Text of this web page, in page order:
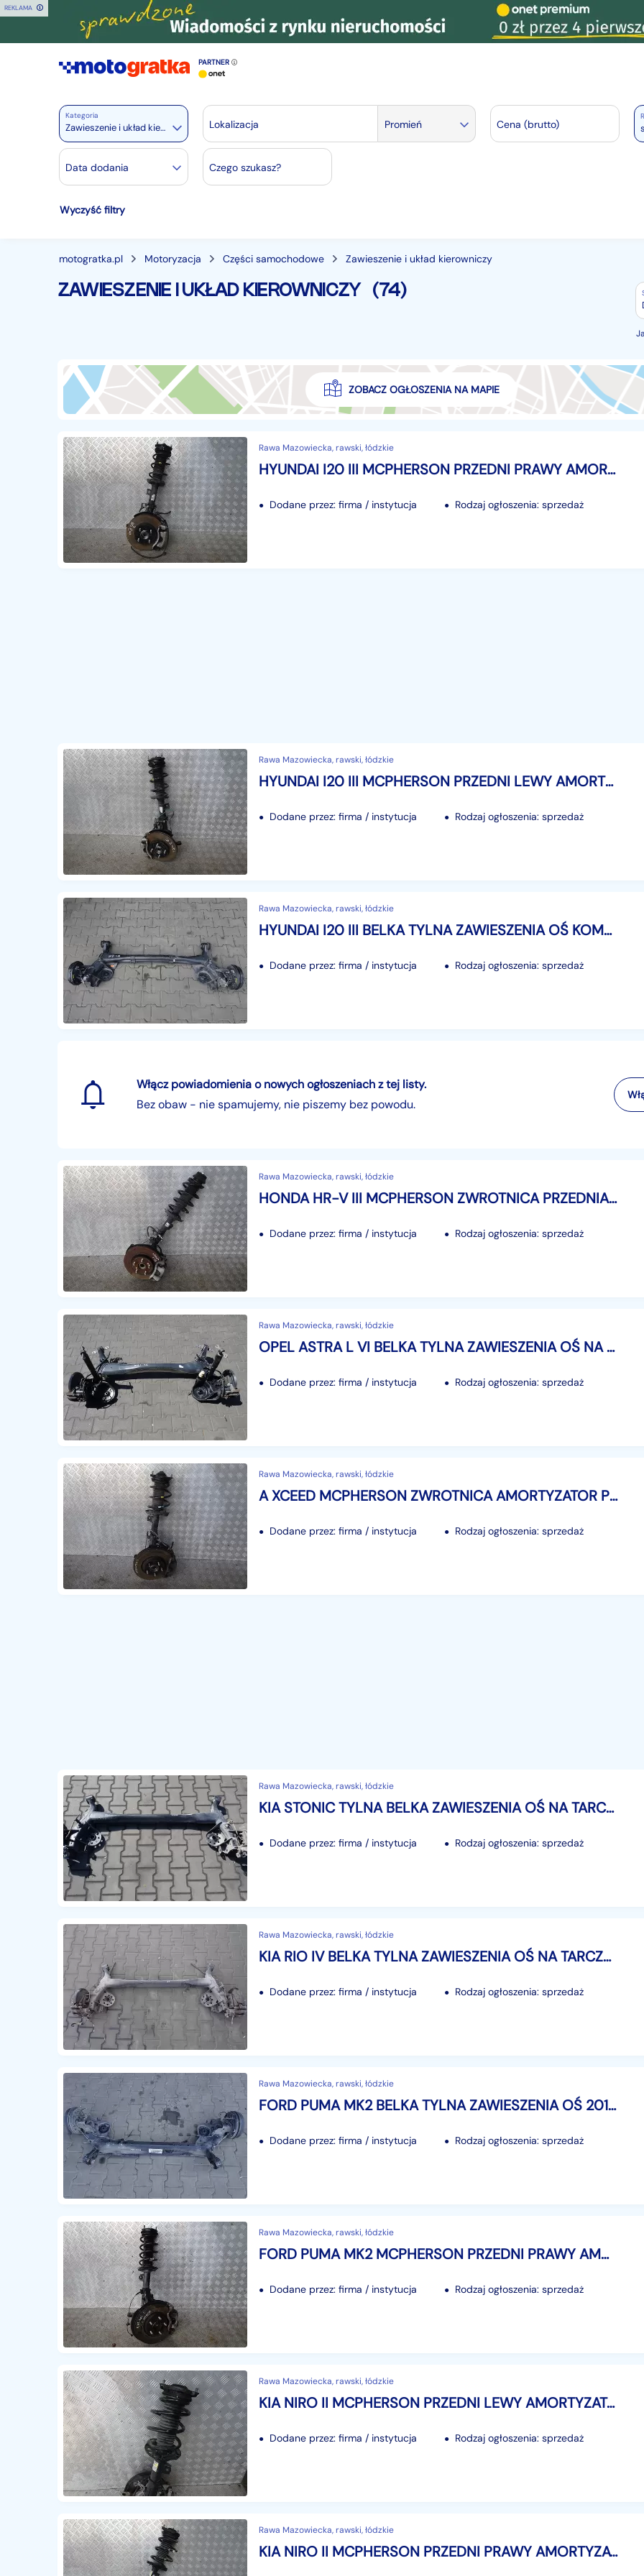
REKLAMA
PARTNER
Kategoria
Zawieszenie i układ kierowniczy
Motoryzacja
Osobowe
Dostawcze 3542
Autobusy
Części samochodowe 14655
Części motocyklowe 1
Pojazdy specjalistyczne
Pozostałe 1065
Lokalizacja Promień Cena (brutto)
Data dodania Czego szukasz?
Wyczyść filtry
motogratka.pl Motoryzacja Części samochodowe Zawieszenie i układ kierowniczy
ZAWIESZENIE I UKŁAD KIEROWNICZY (74)
ZOBACZ OGŁOSZENIA NA MAPIE
Rawa Mazowiecka, rawski, łódzkie
HYUNDAI I20 III MCPHERSON PRZEDNI PRAWY AMORTYZATOR ZWROTNICA 1.0 1.2 BENZ.
Dodane przez: firma / instytucja Rodzaj ogłoszenia: sprzedaż
Rawa Mazowiecka, rawski, łódzkie
HYUNDAI I20 III MCPHERSON PRZEDNI LEWY AMORTYZATOR ZWROTNICA 1.0 1.2 BENZ.
Dodane przez: firma / instytucja Rodzaj ogłoszenia: sprzedaż
Rawa Mazowiecka, rawski, łódzkie
HYUNDAI I20 III BELKA TYLNA ZAWIESZENIA OŚ KOMPLETNA LIFT LIFTING 2024R
Dodane przez: firma / instytucja Rodzaj ogłoszenia: sprzedaż
Włącz powiadomienia o nowych ogłoszeniach z tej listy.
Bez obaw - nie spamujemy, nie piszemy bez powodu.
Rawa Mazowiecka, rawski, łódzkie
HONDA HR-V III MCPHERSON ZWROTNICA PRZEDNIA PRAWA AMORTYZATOR 1.5 BEN 2021-
Dodane przez: firma / instytucja Rodzaj ogłoszenia: sprzedaż
Rawa Mazowiecka, rawski, łódzkie
OPEL ASTRA L VI BELKA TYLNA ZAWIESZENIA OŚ NA TARCZE ZACISKI KOMPLET 2021-
Dodane przez: firma / instytucja Rodzaj ogłoszenia: sprzedaż
Rawa Mazowiecka, rawski, łódzkie
A XCEED MCPHERSON ZWROTNICA AMORTYZATOR PRZEDNI PRAWY PRZÓD 1.0 TGDI 19-
Dodane przez: firma / instytucja Rodzaj ogłoszenia: sprzedaż
Rawa Mazowiecka, rawski, łódzkie
KIA STONIC TYLNA BELKA ZAWIESZENIA OŚ NA TARCZE 2017-
Dodane przez: firma / instytucja Rodzaj ogłoszenia: sprzedaż
Rawa Mazowiecka, rawski, łódzkie
KIA RIO IV BELKA TYLNA ZAWIESZENIA OŚ NA TARCZE 2017-
Dodane przez: firma / instytucja Rodzaj ogłoszenia: sprzedaż
Rawa Mazowiecka, rawski, łódzkie
FORD PUMA MK2 BELKA TYLNA ZAWIESZENIA OŚ 2019-
Dodane przez: firma / instytucja Rodzaj ogłoszenia: sprzedaż
Rawa Mazowiecka, rawski, łódzkie
FORD PUMA MK2 MCPHERSON PRZEDNI PRAWY AMORTYZATOR ZWROTNICA 1.0 ECOBOOST
Dodane przez: firma / instytucja Rodzaj ogłoszenia: sprzedaż
Rawa Mazowiecka, rawski, łódzkie
KIA NIRO II MCPHERSON PRZEDNI LEWY AMORTYZATOR ZWROTNICA 1.6 BENZYNA 2022-
Dodane przez: firma / instytucja Rodzaj ogłoszenia: sprzedaż
Rawa Mazowiecka, rawski, łódzkie
KIA NIRO II MCPHERSON PRZEDNI PRAWY AMORTYZATOR ZWROTNICA 1.6 BENZYNA 2022-